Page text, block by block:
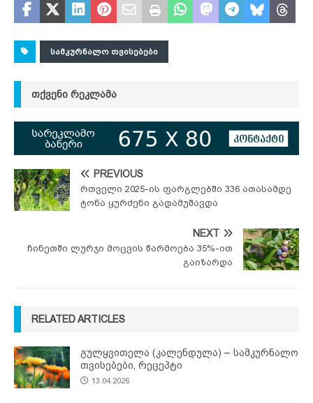
ᲡᲐᲛᲙᲣᲠᲜᲐᲚᲝ ᲗᲕᲘᲡᲔᲑᲔᲑᲘ
ᲗᲥᲕᲔᲜᲘ ᲠᲔᲙᲚᲐᲛᲐ
PREVIOUS
რთველი 2025-ის ფარგლებში 336 ათასამდე
ტონა ყურძენი გადამუშავდა
NEXT
ჩინეთში ლურჯი მოცვის წარმოება 35%-ით
გაიზარდა
RELATED ARTICLES
გულყვითელა (კალენდულა) – სამკურნალო
თვისებები, რეცეპტი
13.04.2026